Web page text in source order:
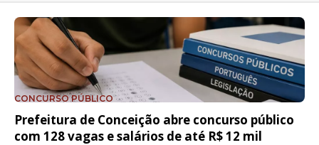
CONCURSO PÚBLICO
Prefeitura de Conceição abre concurso público
com 128 vagas e salários de até R$ 12 mil